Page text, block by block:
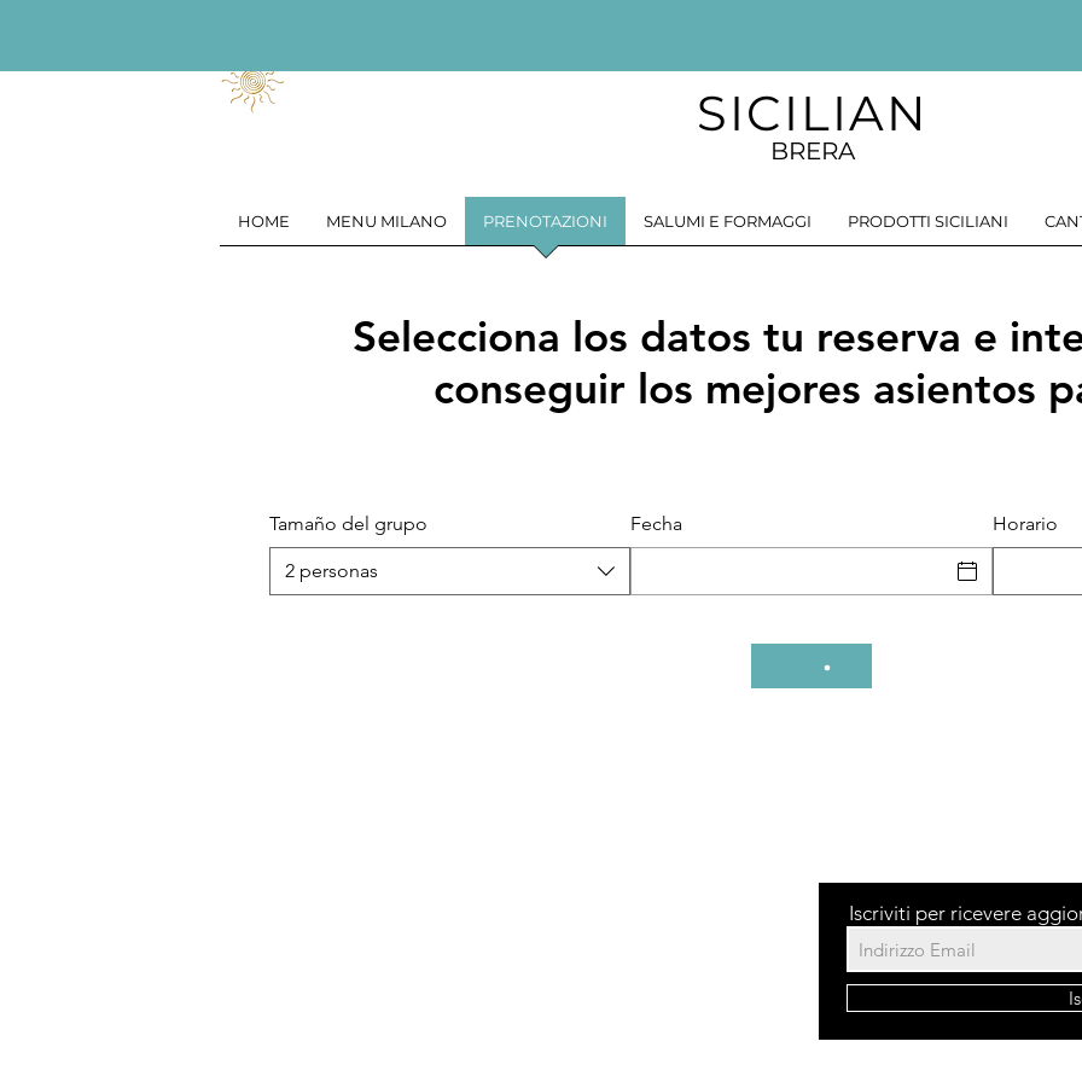
SICILIAN
BRERA
HOME MENU MILANO PRENOTAZIONI SALUMI E FORMAGGI PRODOTTI SICILIANI
Selecciona los datos tu reserva e
conseguir los mejores asientos
Tamaño del grupo
2 personas
Fecha Horario
Iscriviti per ricevere